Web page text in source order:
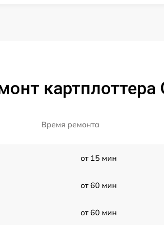
картплоттера
Время ремонта
от 15 мин
от 60 мин
от 60 мин